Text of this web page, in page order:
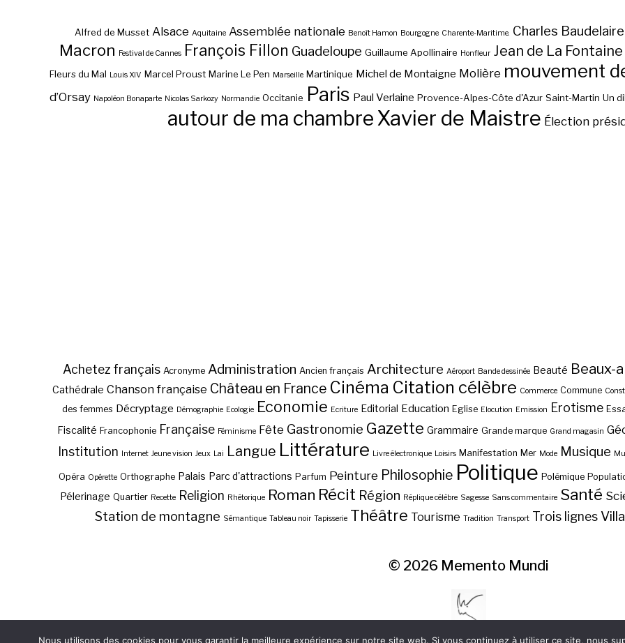
Alfred de Musset Alsace Aquitaine Assemblée nationale Benoît Hamon Bourgogne Charente-Maritime. Charles Baudelaire
Macron Festival de Cannes François Fillon Guadeloupe Guillaume Apollinaire Honfleur Jean de La Fontaine
Fleurs du Mal Louis XIV Marcel Proust Marine Le Pen Marseille Martinique Michel de Montaigne Molière mouvement
d’Orsay Napoléon Bonaparte Nicolas Sarkozy Normandie Occitanie Paris Paul Verlaine Provence-Alpes-Côte d'Azur Saint-Martin Un
autour de ma chambreXavier de Maistre Élection
Achetez français Acronyme Administration Ancien français Architecture Aéroport Bande dessinée Beauté Beaux-
Cathédrale Chanson française Château en France Cinéma Citation célèbre Commerce Commune
des femmes Décryptage Démographie Ecologie Economie Ecriture Editorial Education Eglise Elocution Emission Erotisme
Fiscalité Francophonie Française Féminisme Fête Gastronomie Gazette Grammaire Grande marque Grand magasin
Institution Internet Jeune vision Jeux Lai Langue Littérature Livre électronique Loisirs Manifestation Mer Mode Musique
Opéra Opérette Orthographe Palais Parc d'attractions Parfum Peinture Philosophie Politique Polémique
Pélerinage Quartier Recette Religion Rhétorique Roman Récit Région Réplique célèbre Sagesse Sans commentaire Santé
Station de montagne Sémantique Tableau noir Tapisserie Théâtre Tourisme Tradition Transport Trois lignes
© 2026 Memento Mundi
Nous utilisons des cookies pour vous garantir la meilleure expérience sur notre site web. Si vous continuez à utiliser ce site, nous